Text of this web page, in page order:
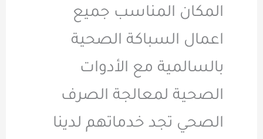
المكان المناسب جميع
اعمال السباكة الصحية
بالسالمية مع الأدوات
الصحية لمعالجة الصرف
الصحي تجد خدماتهم لدينا